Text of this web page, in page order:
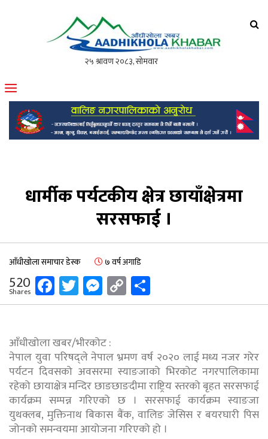
मोफसलकै लोकप्रिय अनलाइन पत्रिका
धार्मीक पर्यटकीय क्षेत्र छायाँक्षेत्रमा
सरसफाई ।
आँधीखोला समाचार डेस्क ७ वर्ष अगाडि
520
Shares Facebook
Twitter
Messenger
Copy
Link
आँधीखोला खबर/भीरकोट :
नेपाल युवा परिषद्ले नेपाल भ्रमण वर्ष २०२० लाई मध्य नजर गरेर
पर्यटन दिवसको अवसरमा स्याङजाको भिरकोट नगरपालिकामा
रहेको छायाक्षेत्र मन्दिर छाङछाङदीमा राष्ट्रिय स्तरको बृहत सरसफाई
कार्यक्रम सम्पन्न गरिएको छ । सरसफाई कार्यक्रम स्याङजा
युथक्लब, मुक्तिनाथ बिकास बैंक, वालिङ जेसिस र बयरघारी पिस
जोनको समन्वयमा आयोजना गरिएको हो ।